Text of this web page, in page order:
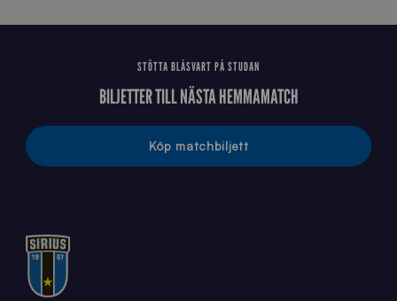
STÖTTA BLÅSVART PÅ STUDAN
BILJETTER TILL NÄSTA HEMMAMATCH
Köp matchbiljett